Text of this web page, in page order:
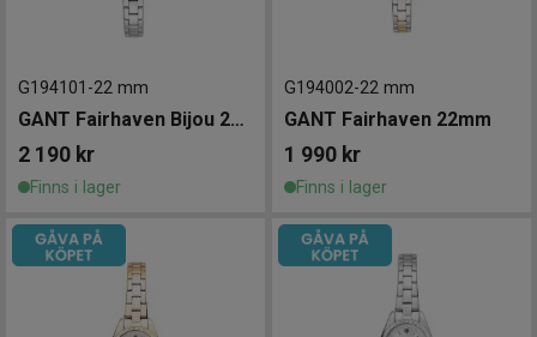
G194101 -22 mm
GANT Fairhaven Bijou 22mm
2 190 kr
Finns i lager
G194002-22 mm
GANT Fairhaven 22mm
1 990 kr
Finns i lager